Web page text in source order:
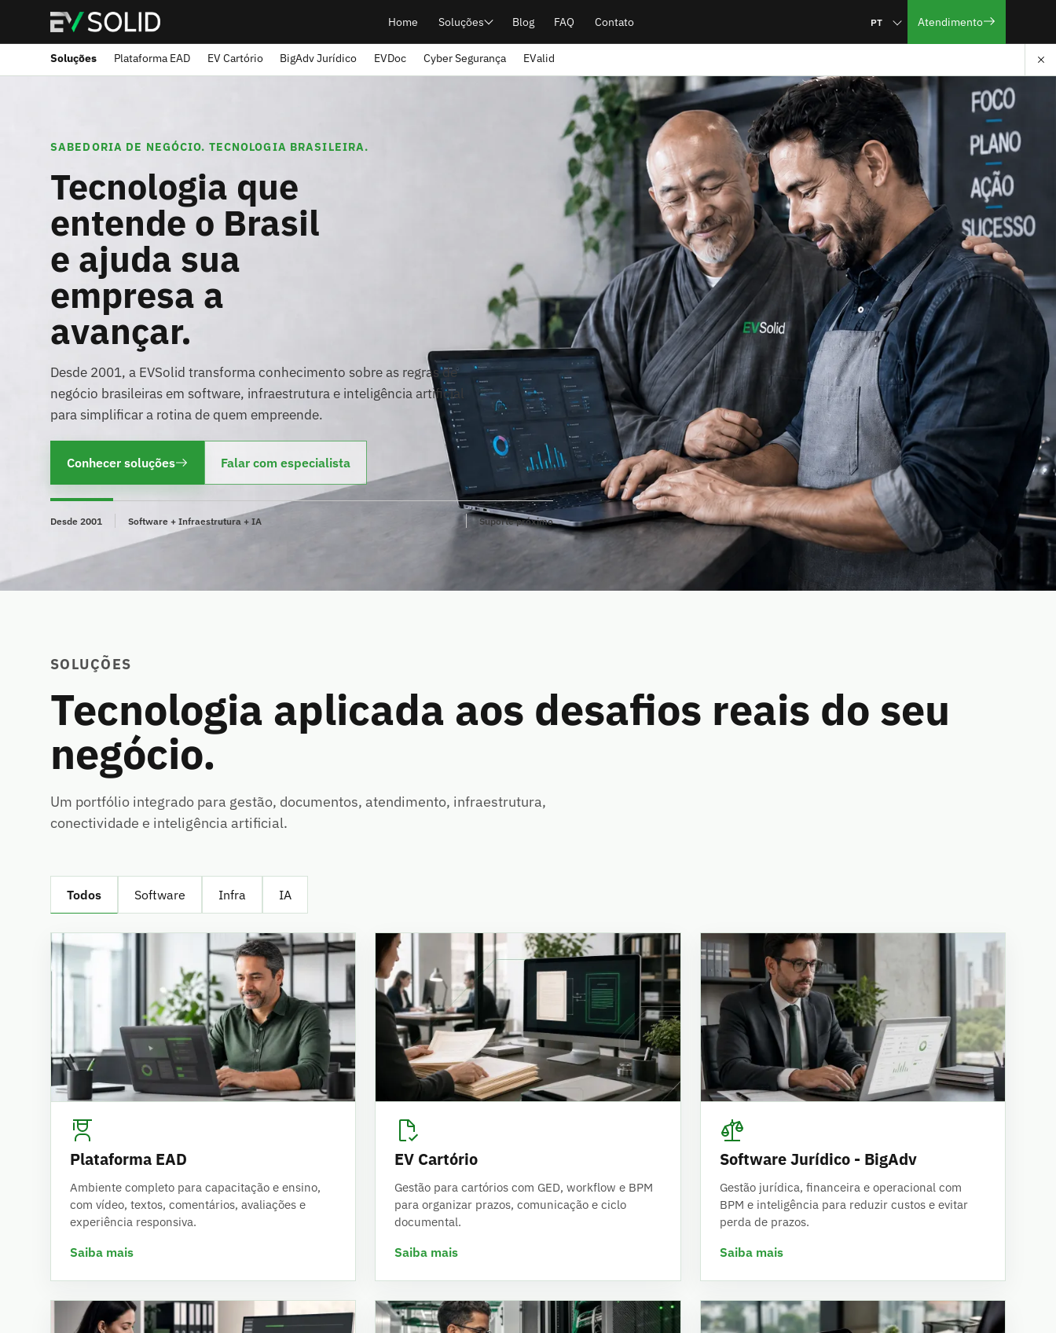
Home Soluções Blog FAQ Contato Atendimento
Soluções Plataforma EAD EV Cartório BigAdv Jurídico EVDoc Cyber Segurança EValid
SABEDORIA DE NEGÓCIO. TECNOLOGIA BRASILEIRA.
Tecnologia que
entende o Brasil
e ajuda sua
empresa a
avançar.
Desde 2001, a EVSolid transforma conhecimento sobre as regras de
negócio brasileiras em software, infraestrutura e inteligência artificial
para simplificar a rotina de quem empreende.
Conhecer soluções Falar com especialista
Desde 2001 Software + Infraestrutura + IA Suporte próximo
SOLUÇÕES
Tecnologia aplicada aos desafios reais do seu
negócio.
Um portfólio integrado para gestão, documentos, atendimento, infraestrutura,
conectividade e inteligência artificial.
Todos Software Infra IA
Plataforma EAD
Ambiente completo para capacitação e ensino,
com vídeo, textos, comentários, avaliações e
experiência responsiva.
Saiba mais
EV Cartório
Gestão para cartórios com GED, workflow e BPM
para organizar prazos, comunicação e ciclo
documental.
Saiba mais
Software Jurídico - BigAdv
Gestão jurídica, financeira e operacional com
BPM e inteligência para reduzir custos e evitar
perda de prazos.
Saiba mais